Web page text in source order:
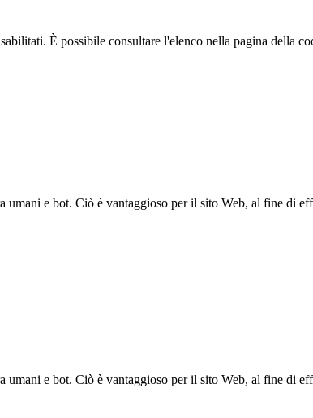
È possibile consultare l'elenco nella pagina della
umani e bot. Ciò è vantaggioso per il sito Web, al fine di
umani e bot. Ciò è vantaggioso per il sito Web, al fine di